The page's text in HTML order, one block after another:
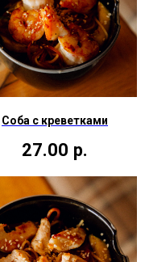
Соба с креветками
27.00 р.